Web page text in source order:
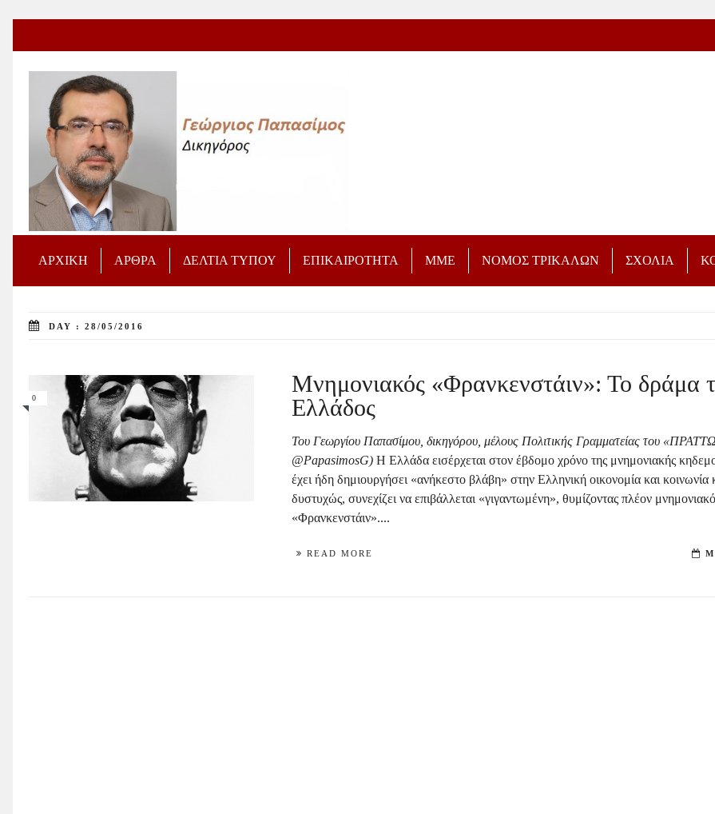
ΑΡΧΙΚΗ ΑΡΘΡΑ ΔΕΛΤΙΑ ΤΥΠΟΥ ΕΠΙΚΑΙΡΟΤΗΤΑ ΜΜΕ ΝΟΜΟΣ ΤΡΙΚΑΛΩΝ ΣΧΟΛΙΑ
DAY : 28/05/2016
0
Μνημονιακός «Φρανκενστάιν»: Το δράμα
Ελλάδος
Του Γεωργίου Παπασίμου, δικηγόρου, μέλους Πολιτικής Γραμματείας του
@PapasimosG) Η Ελλάδα εισέρχεται στον έβδομο χρόνο της μνημονιακής
έχει ήδη δημιουργήσει «ανήκεστο βλάβη» στην Ελληνική οικονομία και κοινωνία
δυστυχώς, συνεχίζει να επιβάλλεται «γιγαντωμένη», θυμίζοντας πλέον μνημονιακό
«Φρανκενστάιν»....
READ MORE